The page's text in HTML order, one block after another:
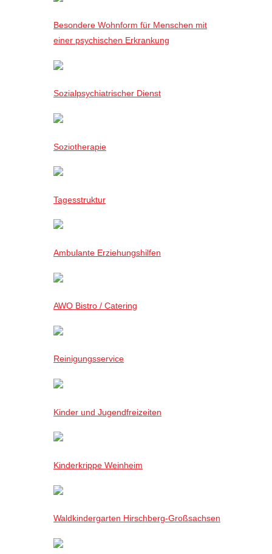
Besondere Wohnform für Menschen mit
einer psychischen Erkrankung
Sozialpsychiatrischer Dienst
Soziotherapie
Tagesstruktur
Ambulante Erziehungshilfen
AWO Bistro / Catering
Reinigungsservice
Kinder und Jugendfreizeiten
Kinderkrippe Weinheim
Waldkindergarten Hirschberg-Großsachsen